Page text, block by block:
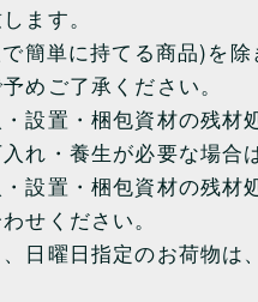
ます。
簡単に持てる商品)を
めご了承ください。
設置・梱包資材の残材
れ・養生が必要な場合
設置・梱包資材の残材
せください。
日曜日指定のお荷物は